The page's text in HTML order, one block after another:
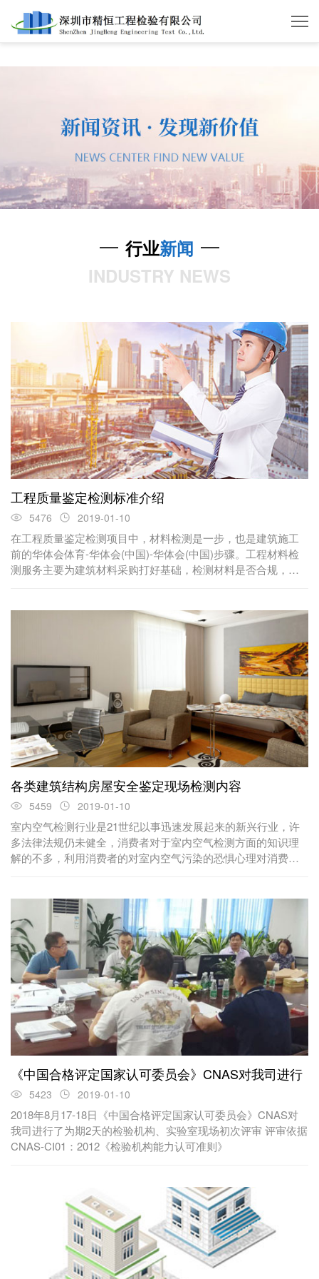
华体会体育
行业新闻
INDUSTRY NEWS
工程质量鉴定检测标准介绍
5476 2019-01-10
在工程质量鉴定检测项目中，材料检测是一步，也是建筑施工
前的华体会体育-华体会(中国)-华体会(中国)步骤。工程材料检
测服务主要为建筑材料采购打好基础，检测材料是否合规，包
各类建筑结构房屋安全鉴定现场检测内容
5459 2019-01-10
室内空气检测行业是21世纪以事迅速发展起来的新兴行业，许
多法律法规仍未健全，消费者对于室内空气检测方面的知识理
解的不多，利用消费者的对室内空气污染的恐惧心理对消费者
《中国合格评定国家认可委员会》CNAS对我司进行
5423 2019-01-10
2018年8月17-18日《中国合格评定国家认可委员会》CNAS对
我司进行了为期2天的检验机构、实验室现场初次评审 评审依据
CNAS-CI01：2012《检验机构能力认可准则》